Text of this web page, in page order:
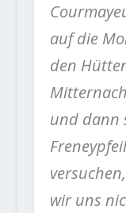
auf die
den
und dann
wir uns